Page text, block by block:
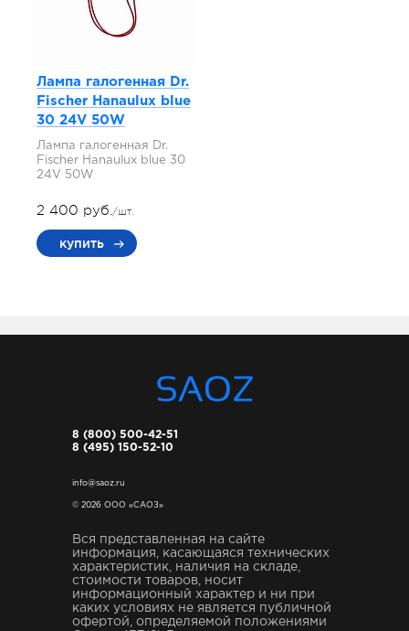
Лампа галогенная Dr.
Fischer Hanaulux blue
30 24V 50W
Лампа галогенная Dr.
Fischer Hanaulux blue 30
24V 50W
2 400 руб./шт.
купить
8 (800) 500-42-51
8 (495) 150-52-10
info@saoz.ru
© 2026 ООО «САОЗ»
Вся представленная на сайте
информация, касающаяся технических
характеристик, наличия на складе,
стоимости товаров, носит
информационный характер и ни при
каких условиях не является публичной
офертой, определяемой положениями